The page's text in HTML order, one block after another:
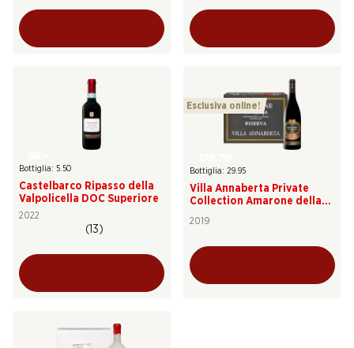
Bottiglia: 5.50
Castelbarco Ripasso della
Valpolicella DOC Superiore
2022
(13)
Esclusiva online!
Bottiglia: 29.95
Villa Annaberta Private
Collection Amarone della
2019